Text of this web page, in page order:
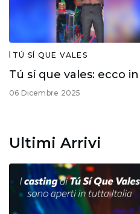
TÚ SÍ QUE VALES
06 Dicembre 2025
Ultimi Arrivi